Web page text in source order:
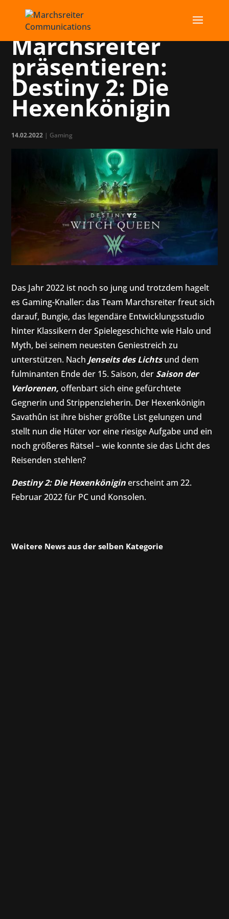
Bungie und
Marchsreiter
präsentieren:
Destiny 2: Die
Hexenkönigin
14.02.2022 | Gaming
Das Jahr 2022 ist noch so jung und trotzdem hagelt
es Gaming-Knaller: das Team Marchsreiter freut sich
darauf, Bungie, das legendäre Entwicklungsstudio
hinter Klassikern der Spielegeschichte wie Halo und
Myth, bei seinem neuesten Geniestreich zu
unterstützen. Nach Jenseits des Lichtsund dem
fulminanten Ende der 15. Saison, der Saison der
Verlorenen,offenbart sich eine gefürchtete
Gegnerin und Strippenzieherin. Der Hexenkönigin
Savathûn ist ihre bisher größte List gelungen und
stellt nun die Hüter vor eine riesige Aufgabe und ein
noch größeres Rätsel – wie konnte sie das Licht des
Reisenden stehlen?
Destiny 2: Die Hexenköniginerscheint am 22.
Februar 2022 für PC und Konsolen.
Weitere News aus der selben Kategorie